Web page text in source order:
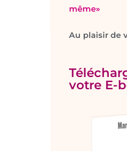
même»
Au plaisir de
votre E-